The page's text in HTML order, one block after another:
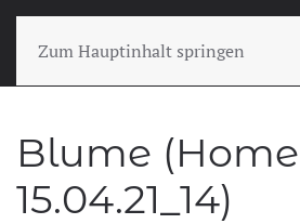
Zum Hauptinhalt springen
Blume
15.04.21_14)